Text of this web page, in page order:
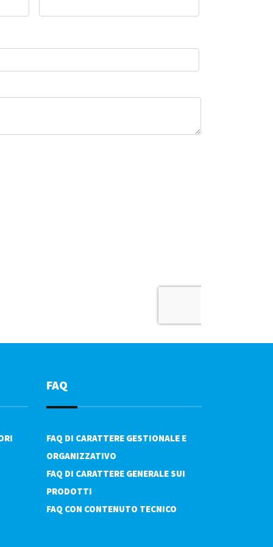
FAQ
FAQ DI CARATTERE GESTIONALE E
ORGANIZZATIVO
FAQ DI CARATTERE GENERALE SUI
PRODOTTI
FAQ CON CONTENUTO TECNICO